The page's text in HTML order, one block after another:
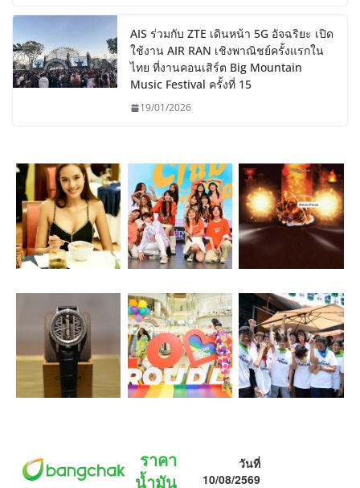
AIS ร่วมกับ ZTE เดินหน้า 5G อัจฉริยะ เปิด
ใช้งาน AIR RAN เชิงพาณิชย์ครั้งแรกใน
ไทย ที่งานคอนเสิร์ต Big Mountain
Music Festival ครั้งที่ 15
19/01/2026